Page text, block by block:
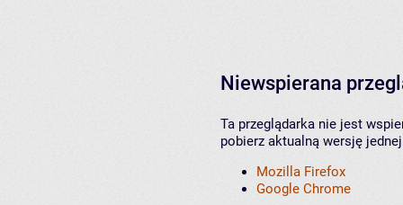
Niewspierana
Ta przeglądarka nie jest
pobierz aktualną wersję
Mozilla Firefox
Google Chrome